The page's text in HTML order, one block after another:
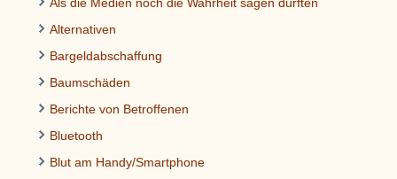
Alternativen
Bargeldabschaffung
Baumschäden
Berichte von Betroffenen
Bluetooth
Blut am Handy/Smartphone